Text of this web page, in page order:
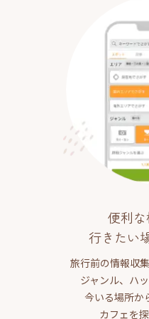
便利
行きたい
旅行前の情報収
ジャンル、ハ
今いる場所か
カフェを